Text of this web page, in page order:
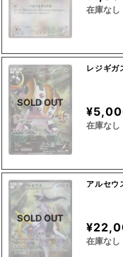
在庫なし
SOLD OUT
レジギ
在庫なし
SOLD OUT
アルセウ
在庫なし